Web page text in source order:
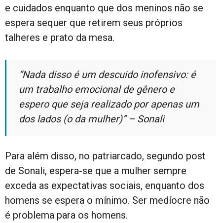
e cuidados enquanto que dos meninos não se
espera sequer que retirem seus próprios
talheres e prato da mesa.
“Nada disso é um descuido inofensivo: é
um trabalho emocional de gênero e
espero que seja realizado por apenas um
dos lados (o da mulher)” – Sonali
Para além disso, no patriarcado, segundo post
de Sonali, espera-se que a mulher sempre
exceda as expectativas sociais, enquanto dos
homens se espera o mínimo. Ser medíocre não
é problema para os homens.